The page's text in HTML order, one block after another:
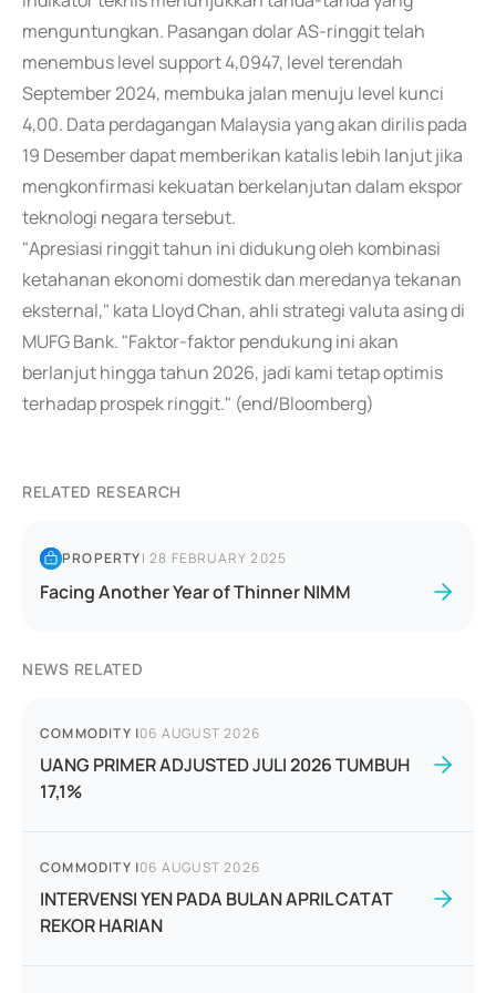
menguntungkan. Pasangan dolar AS-ringgit telah
menembus level support 4,0947, level terendah
September 2024, membuka jalan menuju level kunci
4,00. Data perdagangan Malaysia yang akan dirilis pada
19 Desember dapat memberikan katalis lebih lanjut jika
mengkonfirmasi kekuatan berkelanjutan dalam ekspor
teknologi negara tersebut.
"Apresiasi ringgit tahun ini didukung oleh kombinasi
ketahanan ekonomi domestik dan meredanya tekanan
eksternal," kata Lloyd Chan, ahli strategi valuta asing di
MUFG Bank. "Faktor-faktor pendukung ini akan
berlanjut hingga tahun 2026, jadi kami tetap optimis
terhadap prospek ringgit." (end/Bloomberg)
RELATED RESEARCH
PROPERTY|28 FEBRUARY 2025
Facing Another Year of Thinner NIMM
NEWS RELATED
COMMODITY |06 AUGUST 2026
UANG PRIMER ADJUSTED JULI 2026 TUMBUH
17,1%
COMMODITY |06 AUGUST 2026
INTERVENSI YEN PADA BULAN APRIL CATAT
REKOR HARIAN